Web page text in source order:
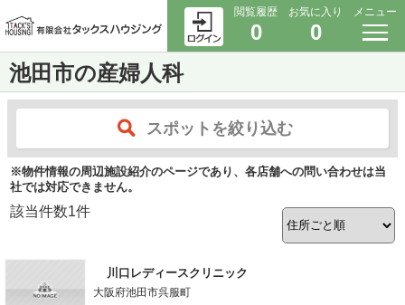
閲覧履歴
0
お気に入り
0
メニュー
池田市の産婦人科
スポットを絞り込む
※物件情報の周辺施設紹介のページであり、各店舗への問い合わせは当
社では対応できません。
該当件数1件
川口レディースクリニック
大阪府池田市呉服町